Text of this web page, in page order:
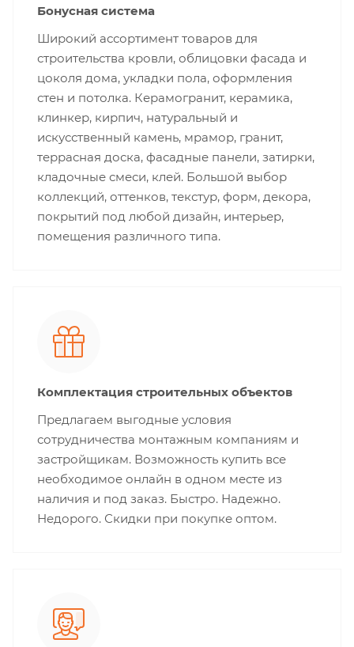
Бонусная система
Широкий ассортимент товаров для
строительства кровли, облицовки фасада и
цоколя дома, укладки пола, оформления
стен и потолка. Керамогранит, керамика,
клинкер, кирпич, натуральный и
искусственный камень, мрамор, гранит,
террасная доска, фасадные панели, затирки,
кладочные смеси, клей. Большой выбор
коллекций, оттенков, текстур, форм, декора,
покрытий под любой дизайн, интерьер,
помещения различного типа.
Комплектация строительных объектов
Предлагаем выгодные условия
сотрудничества монтажным компаниям и
застройщикам. Возможность купить все
необходимое онлайн в одном месте из
наличия и под заказ. Быстро. Надежно.
Недорого. Скидки при покупке оптом.